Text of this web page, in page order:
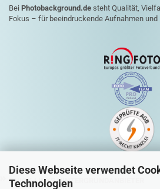
Diese Webseite verwendet
Technologien
Bei Photobackground.de steht Qualität,
Fokus – für beeindruckende Aufnahmen und
QUICK-LINKS HINTERGRUNDANBIETER